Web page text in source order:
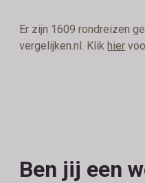
Er zijn 1609 rondreizen
vergelijken.nl. Klikhier
Ben jij een